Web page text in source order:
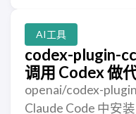
AI工具
codex-plugin-
调用 Codex 做
openai/codex-
Claude Code 中安